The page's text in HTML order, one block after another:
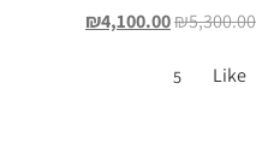
₪5,300.00
₪4,100.00
Like
5